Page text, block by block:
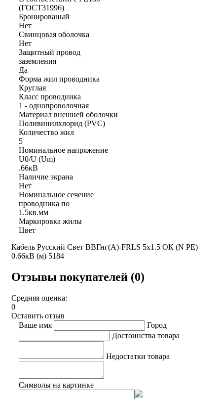
(ГОСТ31996)
Бронированый
Нет
Свинцовая оболочка
Нет
Защитный провод
заземления
Да
Форма жил проводника
Круглая
Класс проводника
1 - однопроволочная
Материал внешней оболочки
Поливинилхлорид (PVC)
Количество жил
5
Номинальное напряжение
U0/U (Um)
.66кВ
Наличие экрана
Нет
Номинальное сечение
проводника по
1.5кв.мм
Маркировка жилы
Цвет
Кабель Русский Свет ВВГнг(А)-FRLS 5х1.5 ОК (N PE)
0.66кВ (м) 5184
Отзывы покупателей (0)
Средняя оценка:
0
Оставить отзыв
Ваше имя
Город
Достоинства товара
Недостатки товара
Символы на картинке